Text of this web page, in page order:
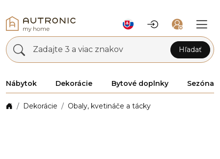
Zadajte 3 a viac znakov Hľadať
Nábytok Dekorácie Bytové doplnky Sezóna
Dekorácie Obaly, kvetináče a tácky